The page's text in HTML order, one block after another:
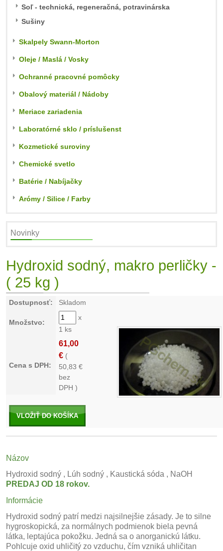
Soľ - technická, regeneračná, potravinárska
Sušiny
Skalpely Swann-Morton
Oleje / Maslá / Vosky
Ochranné pracovné pomôcky
Obalový materiál / Nádoby
Meriace zariadenia
Laboratórné sklo / príslušenst
Kozmetické suroviny
Chemické svetlo
Batérie / Nabíjačky
Arómy / Silice / Farby
Novinky
Hydroxid sodný, makro perličky -
( 25 kg )
Dostupnosť: Skladom
Množstvo:
x
1 ks
Cena s DPH:
61,00
€ (
50,83 €
bez
DPH )
VLOŽIŤ DO KOŠÍKA
Názov
Hydroxid sodný , Lúh sodný , Kaustická sóda , NaOH
PREDAJ OD 18 rokov.
Informácie
Hydroxid sodný patrí medzi najsilnejšie zásady. Je to silne
hygroskopická, za normálnych podmienok biela pevná
látka, leptajúca pokožku. Jedná sa o anorganickú látku.
Pohlcuje oxid uhličitý zo vzduchu, čím vzniká uhličitan